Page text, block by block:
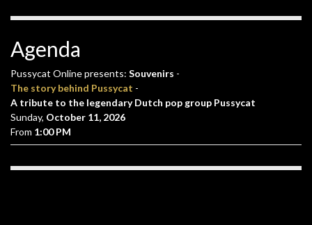
Agenda
Pussycat Online presents: Souvenirs -
The story behind Pussycat -
A tribute to the legendary Dutch pop group Pussycat
Sunday, October 11, 2026
From 1:00 PM